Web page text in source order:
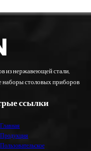
из нержавеющей стали,
наборы столовых приборов
ссылки
Главная
Продукция
Пользовательское